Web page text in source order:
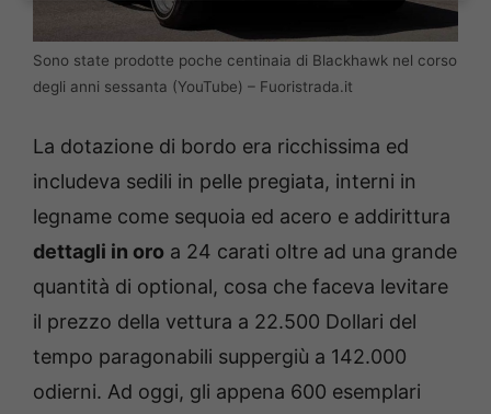
Sono state prodotte poche centinaia di Blackhawk nel corso
degli anni sessanta (YouTube) – Fuoristrada.it
La dotazione di bordo era ricchissima ed
includeva sedili in pelle pregiata, interni in
legname come sequoia ed acero e addirittura
dettagli in oro a 24 carati oltre ad una grande
quantità di optional, cosa che faceva levitare
il prezzo della vettura a 22.500 Dollari del
tempo paragonabili suppergiù a 142.000
odierni. Ad oggi, gli appena 600 esemplari